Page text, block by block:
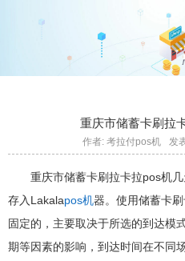
重庆市储蓄卡刷拉
作者: 考拉付pos机 发
重庆市储蓄卡刷拉卡拉pos机几
存入Lakalapos机器。使用储蓄卡
固定的，主要取决于所选的到达模
期等因素的影响，到达时间在不同